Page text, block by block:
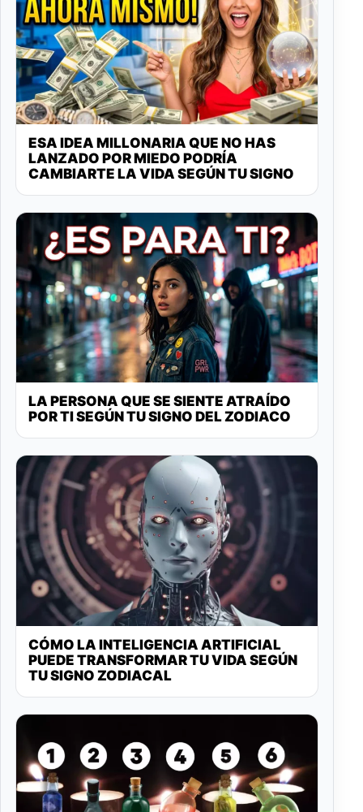
ESA IDEA MILLONARIA QUE NO HAS
LANZADO POR MIEDO PODRÍA
CAMBIARTE LA VIDA SEGÚN TU SIGNO
LA PERSONA QUE SE SIENTE ATRAÍDO
POR TI SEGÚN TU SIGNO DEL ZODIACO
CÓMO LA INTELIGENCIA ARTIFICIAL
PUEDE TRANSFORMAR TU VIDA SEGÚN
TU SIGNO ZODIACAL